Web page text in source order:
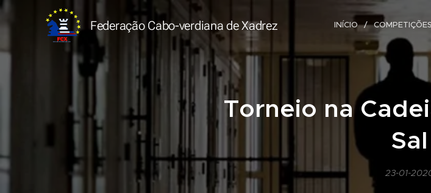
Federação Cabo-verdiana deXadrez INÍCIO COMPETIÇÕES
Torneio na
Sal
23-01-